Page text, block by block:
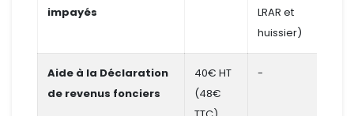
impayés
LRAR et
huissier)
Aide à la Déclaration
de revenus fonciers
40€ HT
(48€
-